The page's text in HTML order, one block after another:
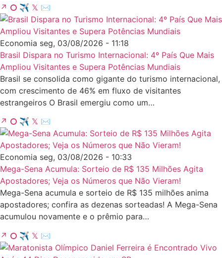
↗ ⭘ ✈ 𝕏 ✉
Economia seg, 03/08/2026 - 11:18
Brasil Dispara no Turismo Internacional: 4º País Que Mais
Ampliou Visitantes e Supera Potências Mundiais
Brasil se consolida como gigante do turismo internacional,
com crescimento de 46% em fluxo de visitantes
estrangeiros O Brasil emergiu como um…
↗ ⭘ ✈ 𝕏 ✉
Economia seg, 03/08/2026 - 10:33
Mega-Sena Acumula: Sorteio de R$ 135 Milhões Agita
Apostadores; Veja os Números que Não Vieram!
Mega-Sena acumula e sorteio de R$ 135 milhões anima
apostadores; confira as dezenas sorteadas! A Mega-Sena
acumulou novamente e o prêmio para…
↗ ⭘ ✈ 𝕏 ✉